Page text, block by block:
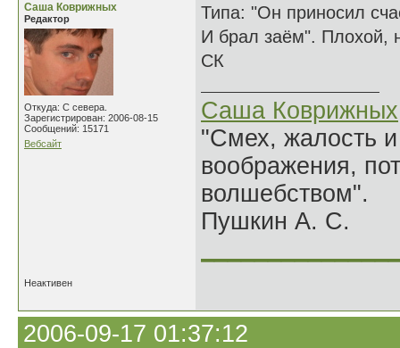
Саша Коврижных
Редактор
Откуда: С севера.
Зарегистрирован: 2006-08-15
Сообщений: 15171
Вебсайт
Типа: "Он приносил
И брал заём". Плохой,
СК
Саша Коврижных
"Смех, жалость
воображения,
волшебством".
Пушкин А. С.
Неактивен
2006-09-17 01:37:12